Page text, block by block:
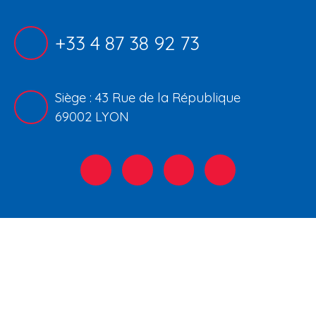
+33 4 87 38 92 73
Siège : 43 Rue de la République
69002 LYON